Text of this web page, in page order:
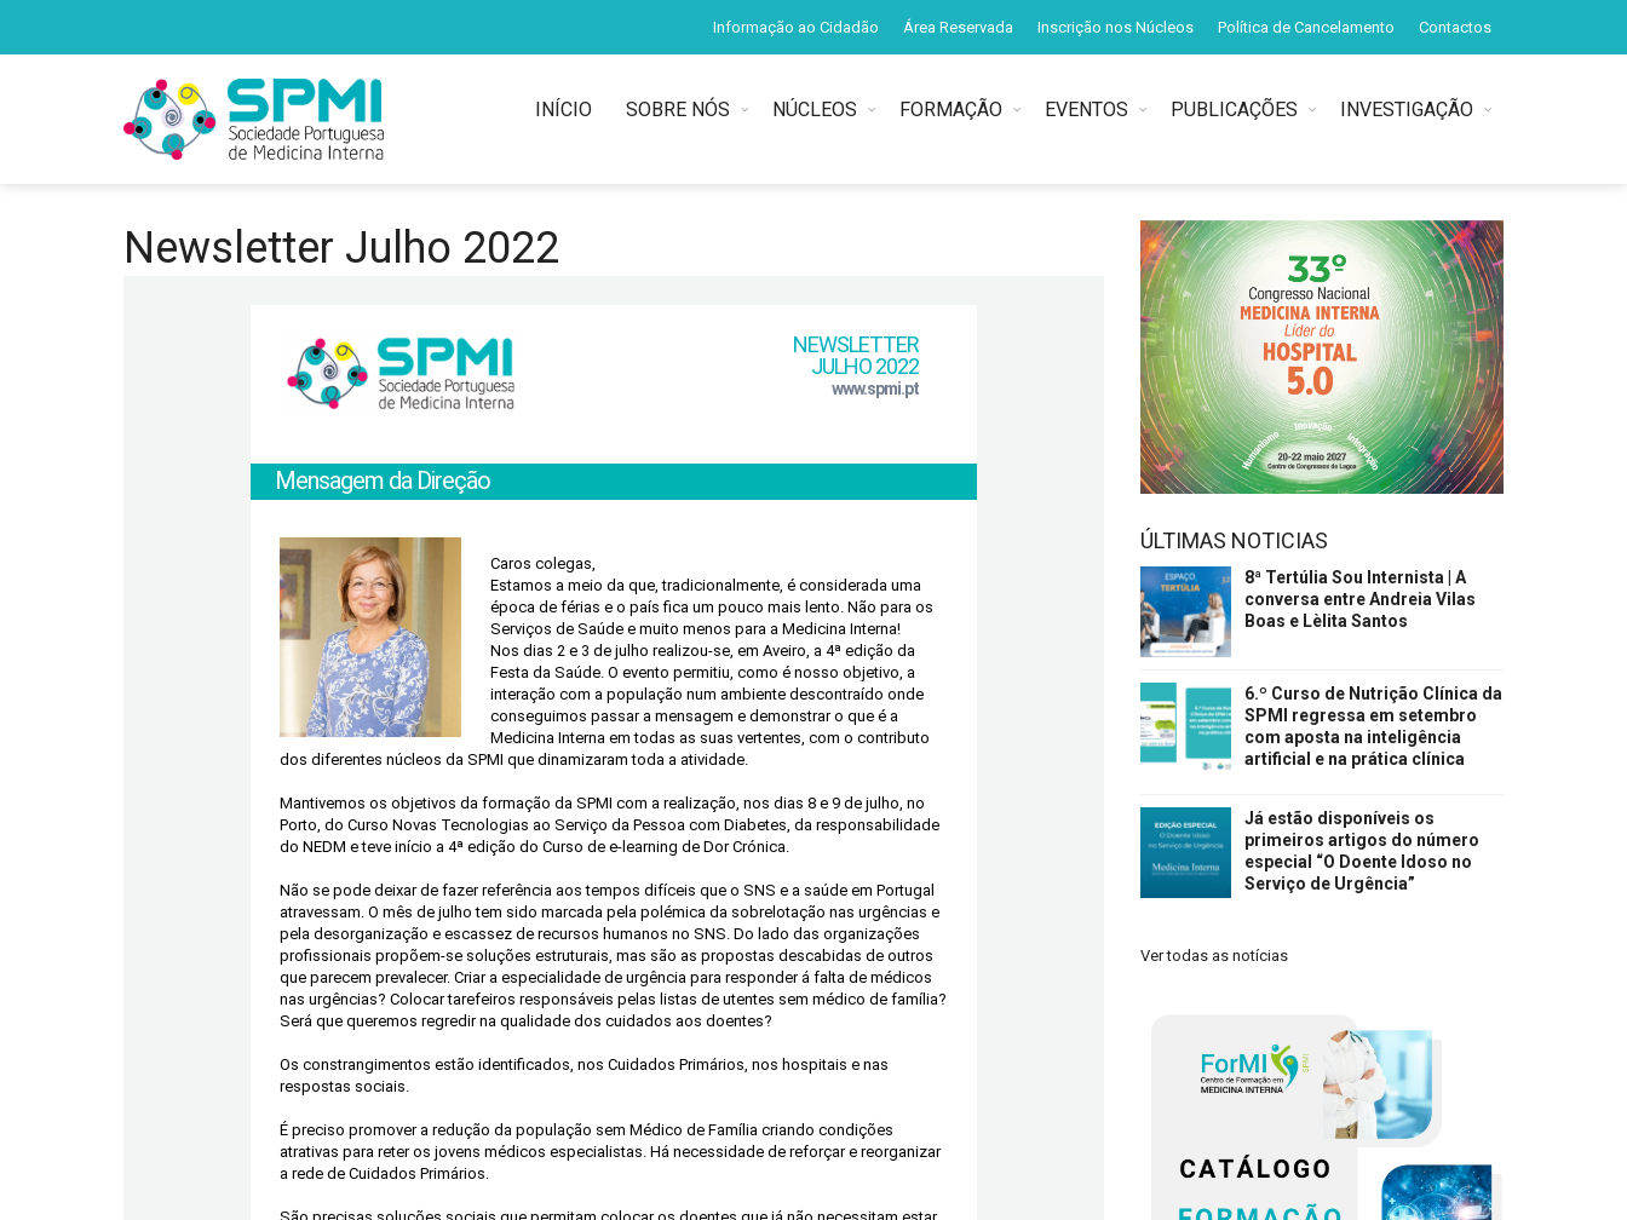
Informação ao Cidadão Área Reservada Inscrição nos Núcleos Política de Cancelamento Contactos
INÍCIO SOBRE NÓS NÚCLEOS FORMAÇÃO EVENTOS PUBLICAÇÕES INVESTIGAÇÃO
Newsletter Julho 2022
ÚLTIMAS NOTICIAS
8ª Tertúlia Sou Internista | A
conversa entre Andreia Vilas
Boas e Lèlita Santos
6.º Curso de Nutrição Clínica da
SPMI regressa em setembro
com aposta na inteligência
artificial e na prática clínica
Já estão disponíveis os
primeiros artigos do número
especial “O Doente Idoso no
Serviço de Urgência”
Ver todas as notícias